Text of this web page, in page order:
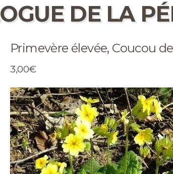
DE LA
Primevère élevée, Coucou
3,00€